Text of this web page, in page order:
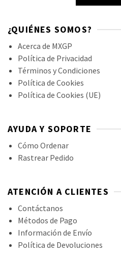
¿QUIÉNES SOMOS?
Acerca de MXGP
Política de Privacidad
Términos y Condiciones
Política de Cookies
Política de Cookies (UE)
AYUDA Y SOPORTE
Cómo Ordenar
Rastrear Pedido
ATENCIÓN A CLIENTES
Contáctanos
Métodos de Pago
Información de Envío
Política de Devoluciones